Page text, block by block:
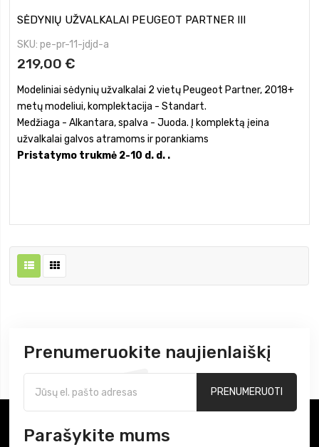
SĖDYNIŲ UŽVALKALAI PEUGEOT PARTNER III
SKU pe-pr-11-jdjd-a
219,00 €
Modeliniai sėdynių užvalkalai 2 vietų Peugeot Partner, 2018+
metų modeliui, komplektacija - Standart.
Medžiaga - Alkantara, spalva - Juoda. Į komplektą įeina
užvalkalai galvos atramoms ir porankiams
Pristatymo trukmė 2-10 d. d. .
Prenumeruokite naujienlaiškį
PRENUMERUOTI
Parašykite mums